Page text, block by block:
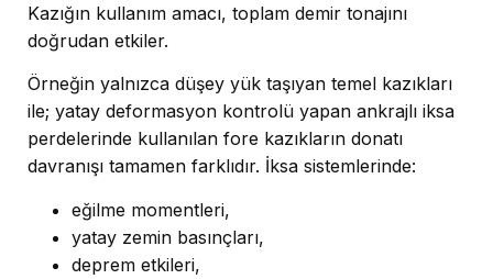
Kazığın kullanım amacı, toplam demir tonajını
doğrudan etkiler.
Örneğin yalnızca düşey yük taşıyan temel kazıkları
ile; yatay deformasyon kontrolü yapan ankrajlı iksa
perdelerinde kullanılan fore kazıkların donatı
davranışı tamamen farklıdır. İksa sistemlerinde:
eğilme momentleri,
yatay zemin basınçları,
deprem etkileri,